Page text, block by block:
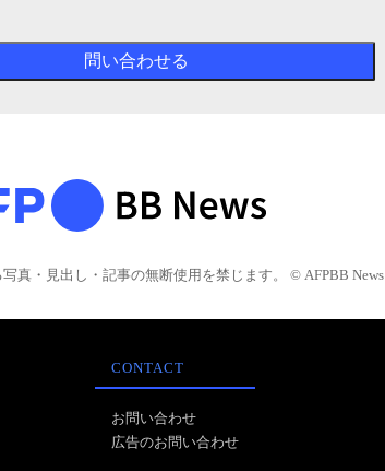
真・見出し・記事の無断使用を禁じます。 © AFPBB News
CONTACT
お問い合わせ
広告のお問い合わせ